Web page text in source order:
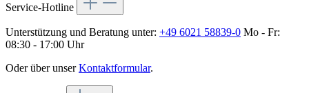
Service-Hotline
Unterstützung und Beratung unter: +49 6021 58839-0 Mo - Fr:
08:30 - 17:00 Uhr
Oder über unserKontaktformular.